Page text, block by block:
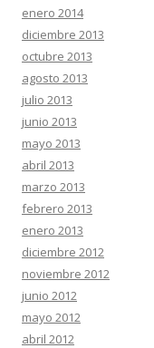
enero 2014
diciembre 2013
octubre 2013
agosto 2013
julio 2013
junio 2013
mayo 2013
abril 2013
marzo 2013
febrero 2013
enero 2013
diciembre 2012
noviembre 2012
junio 2012
mayo 2012
abril 2012